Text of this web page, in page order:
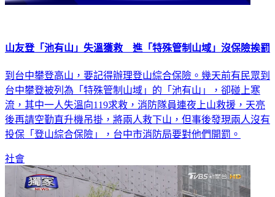
山友登「池有山」失溫獲救 進「特殊管制山域」沒保險挨罰
到台中攀登高山，要記得辦理登山綜合保險。幾天前有民眾到
台中攀登被列為「特殊管制山域」的「池有山」，卻碰上寒
流，其中一人失溫向119求救，消防隊員連夜上山救援，天亮
後再請空勤直升機吊掛，將兩人救下山，但事後發現兩人沒有
投保「登山綜合保險」，台中市消防局要對他們開罰。
社會